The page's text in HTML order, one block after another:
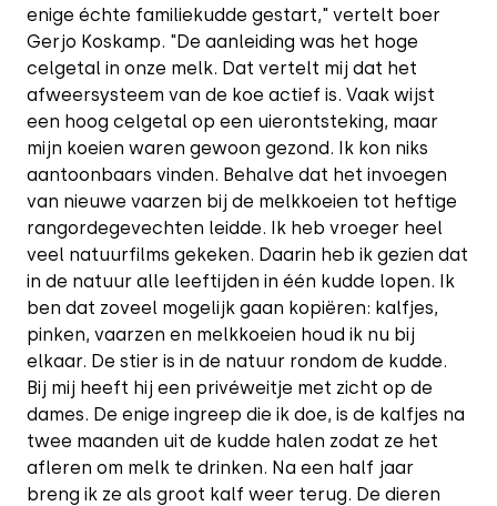
enige échte familiekudde gestart," vertelt boer
Gerjo Koskamp. "De aanleiding was het hoge
celgetal in onze melk. Dat vertelt mij dat het
afweersysteem van de koe actief is. Vaak wijst
een hoog celgetal op een uierontsteking, maar
mijn koeien waren gewoon gezond. Ik kon niks
aantoonbaars vinden. Behalve dat het invoegen
van nieuwe vaarzen bij de melkkoeien tot heftige
rangordegevechten leidde. Ik heb vroeger heel
veel natuurfilms gekeken. Daarin heb ik gezien dat
in de natuur alle leeftijden in één kudde lopen. Ik
ben dat zoveel mogelijk gaan kopiëren: kalfjes,
pinken, vaarzen en melkkoeien houd ik nu bij
elkaar. De stier is in de natuur rondom de kudde.
Bij mij heeft hij een privéweitje met zicht op de
dames. De enige ingreep die ik doe, is de kalfjes na
twee maanden uit de kudde halen zodat ze het
afleren om melk te drinken. Na een half jaar
breng ik ze als groot kalf weer terug. De dieren